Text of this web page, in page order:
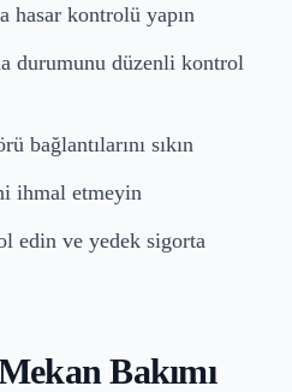
hasar kontrolü yapın
durumunu düzenli kontrol
bağlantılarını sıkın
ihmal etmeyin
edin ve yedek sigorta
Bakımı